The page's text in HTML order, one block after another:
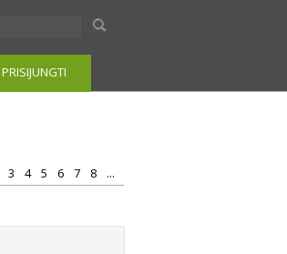
PRISIJUNGTI
3 4 5 6 7 8 ...